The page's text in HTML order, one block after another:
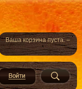
Ваша корзина пуста. –